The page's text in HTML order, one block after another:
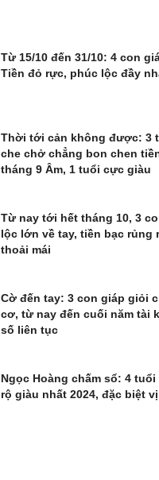
Từ 15/10 đến 31/10: 4 con
Tiền đỏ rực, phúc lộc đầy
Thời tới cản không được: 3
che chở chẳng bon chen
tháng 9 Âm, 1 tuổi cực giàu
Từ nay tới hết tháng 10, 3
lộc lớn về tay, tiền bạc rủng
thoải mái
Cờ đến tay: 3 con giáp giỏi
cơ, từ nay đến cuối năm tài
số liên tục
Ngọc Hoàng chấm sổ: 4
rộ giàu nhất 2024, đặc biệt